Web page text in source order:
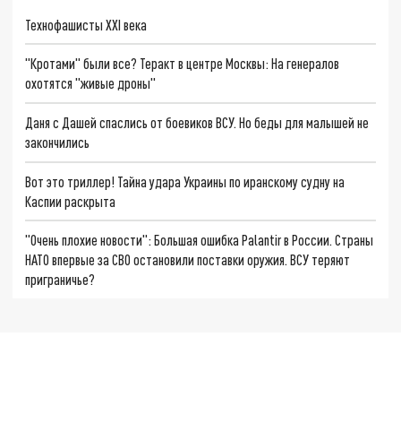
Технофашисты XXI века
"Кротами" были все? Теракт в центре Москвы: На генералов
охотятся "живые дроны"
Даня с Дашей спаслись от боевиков ВСУ. Но беды для малышей не
закончились
Вот это триллер! Тайна удара Украины по иранскому судну на
Каспии раскрыта
"Очень плохие новости": Большая ошибка Palantir в России. Страны
НАТО впервые за СВО остановили поставки оружия. ВСУ теряют
приграничье?